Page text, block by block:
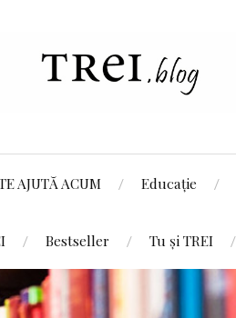
AJUTĂ ACUM Educație
Bestseller Tu și TREI